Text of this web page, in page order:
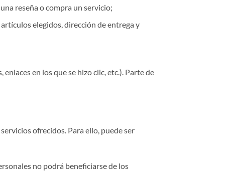
reseña o compra un servicio;
elegidos, dirección de entrega y
en los que se hizo clic, etc.). Parte de
ofrecidos. Para ello, puede ser
no podrá beneficiarse de los